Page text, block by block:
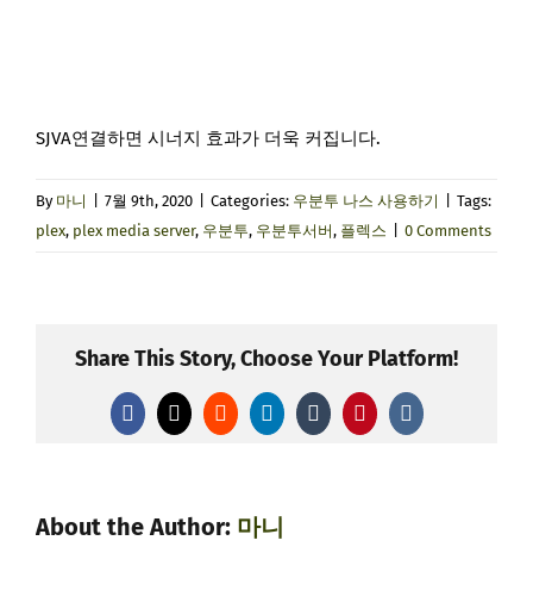
SJVA연결하면 시너지 효과가 더욱 커집니다.
By 마니 7월 9th, 2020 Categories: 우분투 나스 사용하기
Tags:
plex, plex media server, 우분투, 우분투서버, 플렉스 0 Comments
Share This Story, Choose Your Platform!
Facebook
X RedditLinkedInTumblrPinterest
Vk
About the Author: 마니